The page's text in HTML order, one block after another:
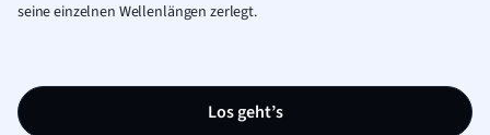
seine einzelnen Wellenlängen zerlegt.
Los geht’s